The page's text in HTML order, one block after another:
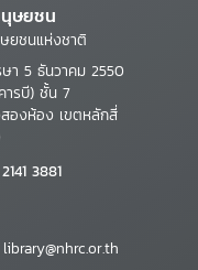
ษยชน
ยชนแห่งชาติ
า 5 ธันวาคม 2550
ารบี) ชั้น 7
องห้อง เขตหลักสี่
3881